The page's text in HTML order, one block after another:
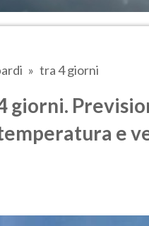
tra 4 giorni
giorni.
e